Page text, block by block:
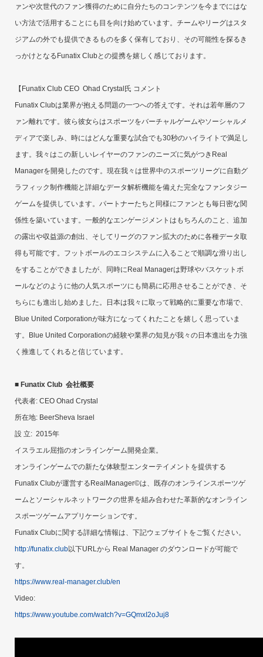
ァンや次世代のファン獲得のために自分たちのコンテンツを今までにはな
い方法で活用することにも目を向け始めています。チームやリーグはスタ
ジアムの外でも提供できるものを多く保有しており、その可能性を探るき
っかけとなるFunatix Clubとの提携を嬉しく感じております。
【Funatix Club CEO Ohad Crystal氏 コメント
Funatix Clubは業界が抱える問題の一つへの答えです。それは若年層のフ
ァン離れです。彼ら彼女らはスポーツをバーチャルゲームやソーシャルメ
ディアで楽しみ、時にはどんな重要な試合でも30秒のハイライトで満足し
ます。我々はこの新しいレイヤーのファンのニーズに気がつきReal
Managerを開発したのです。現在我々は世界中のスポーツリーグに自動グ
ラフィック制作機能と詳細なデータ解析機能を備えた完全なファンタジー
ゲームを提供しています。パートナーたちと同様にファンとも毎日密な関
係性を築いています。一般的なエンゲージメントはもちろんのこと、追加
の露出や収益源の創出、そしてリーグのファン拡大のために各種データ取
得も可能です。フットボールのエコシステムに入ることで順調な滑り出し
をすることができましたが、同時にReal Managerは野球やバスケットボ
ールなどのように他の人気スポーツにも簡易に応用させることができ、そ
ちらにも進出し始めました。日本は我々に取って戦略的に重要な市場で、
Blue United Corporationが味方になってくれたことを嬉しく思っていま
す。Blue United Corporationの経験や業界の知見が我々の日本進出を力強
く推進してくれると信じています。
■ Funatix Club 会社概要
代表者: CEO Ohad Crystal
所在地: BeerSheva Israel
設 立: 2015年
イスラエル屈指のオンラインゲーム開発企業。
オンラインゲームでの新たな体験型エンターテイメントを提供する
Funatix Clubが運営するRealManager©は、既存のオンラインスポーツゲ
ームとソーシャルネットワークの世界を組み合わせた革新的なオンライン
スポーツゲームアプリケーションです。
Funatix Clubに関する詳細な情報は、下記ウェブサイトをご覧ください。
http://funatix.club以下URLから Real Manager のダウンロードが可能で
す。
https://www.real-manager.club/en
Video:
https://www.youtube.com/watch?v=GQmxI2oJuj8